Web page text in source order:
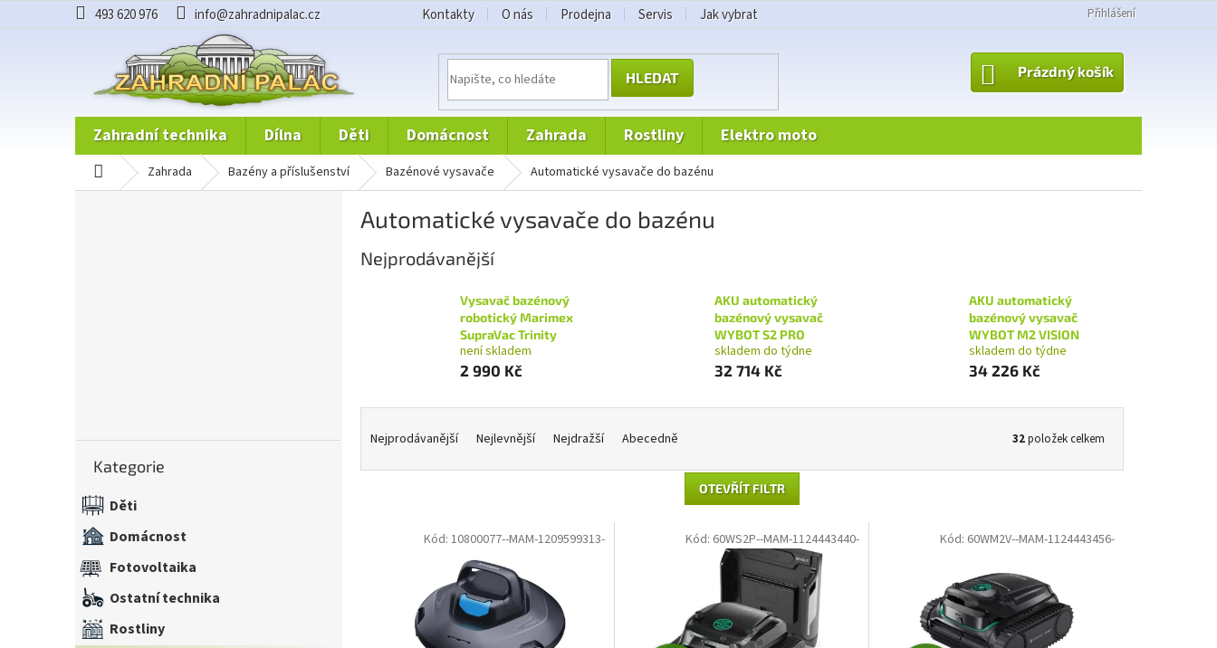
na
493 620 976 info@zahradnipalac.cz Kontakty O nás Prodejna Servis Jak vybrat Přihlášení
HLEDAT
NÁKUPNÍ
KOŠÍK
Prázdný košík
zahradní technika dílna děti domácnost zahrada rostliny elektro moto
domů zahrada bazény a příslušenství bazénové vysavače Automatické vysavače do bazénu
e
kategorie
Kategorie
Děti
Domácnost
Fotovoltaika
Ostatní technika
Rostliny
Automatické vysavače do bazénu
Nejprodávanější
Vysavač bazénový
robotický Marimex
SupraVac Trinity
není skladem
2 990 Kč
AKU automatický
bazénový vysavač
WYBOT S2 PRO
skladem do týdne
32 714 Kč
AKU automatický
bazénový vysavač
WYBOT M2 VISION
skladem do týdne
34 226 Kč
e
Nejprodávanější Nejlevnější Nejdražší Abecedně 32položek celkem
OTEVŘÍT FILTR
Kód: 10800077--MAM-1209599313- Kód: 60WS2P--MAM-1124443440- Kód: 60WM2V--MAM-1124443456-